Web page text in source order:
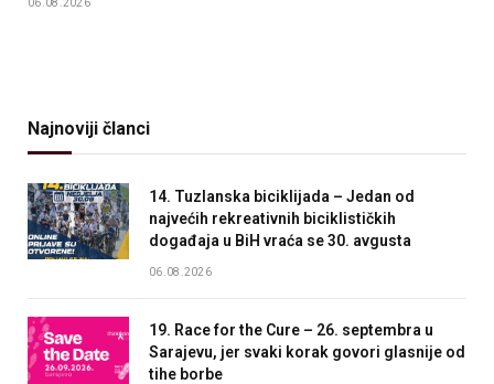
06.08.2026
Najnoviji članci
14. Tuzlanska biciklijada – Jedan od
najvećih rekreativnih biciklističkih
događaja u BiH vraća se 30. avgusta
06.08.2026
19. Race for the Cure – 26. septembra u
Sarajevu, jer svaki korak govori glasnije od
tihe borbe